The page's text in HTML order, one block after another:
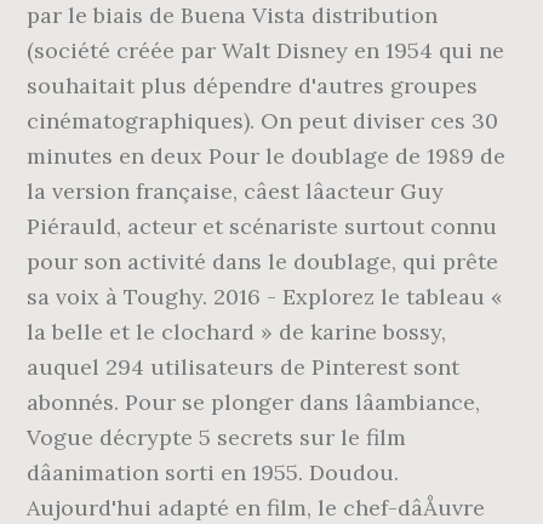
par le biais de Buena Vista distribution
(société créée par Walt Disney en 1954 qui ne
souhaitait plus dépendre d'autres groupes
cinématographiques). On peut diviser ces 30
minutes en deux Pour le doublage de 1989 de
la version française, câest lâacteur Guy
Piérauld, acteur et scénariste surtout connu
pour son activité dans le doublage, qui prête
sa voix à Toughy. 2016 - Explorez le tableau «
la belle et le clochard » de karine bossy,
auquel 294 utilisateurs de Pinterest sont
abonnés. Pour se plonger dans lâambiance,
Vogue décrypte 5 secrets sur le film
dâanimation sorti en 1955. Doudou.
Aujourd'hui adapté en film, le chef-dâÅuvre